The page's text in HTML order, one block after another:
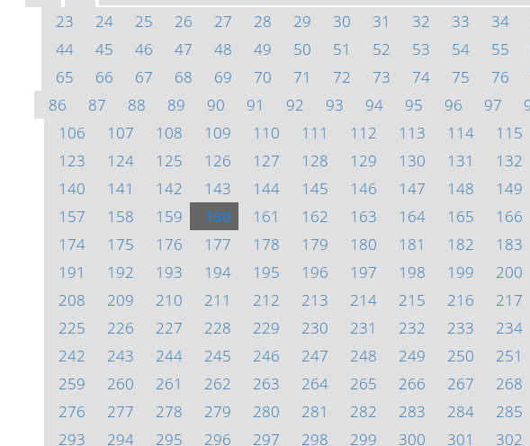
23
24 25 26 27 28 29 30 31 32 33 34
44
45 46 47 48 49 50 51 52 53 54 55
65
66 67 68 69 70 71 72 73 74 75 76
86
87 88 89 90 91 92 93 94 95 96 97
106
107 108 109 110 111 112 113 114 115
123
124 125 126 127 128 129 130 131 132
140
141 142 143 144 145 146 147 148 149
157
158 159 160 161 162 163 164 165 166
174
175 176 177 178 179 180 181 182 183
191
192 193 194 195 196 197 198 199 200
208
209 210 211 212 213 214 215 216 217
225
226 227 228 229 230 231 232 233 234
242
243 244 245 246 247 248 249 250 251
259
260 261 262 263 264 265 266 267 268
276
277 278 279 280 281 282 283 284 285
293
294 295 296 297 298 299 300 301 302